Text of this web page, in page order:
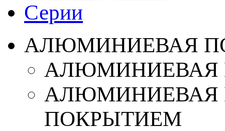
Серии
АЛЮМИНИЕВАЯ
АЛЮМИНИЕВАЯ
АЛЮМИНИЕВАЯ
ПОКРЫТИЕМ